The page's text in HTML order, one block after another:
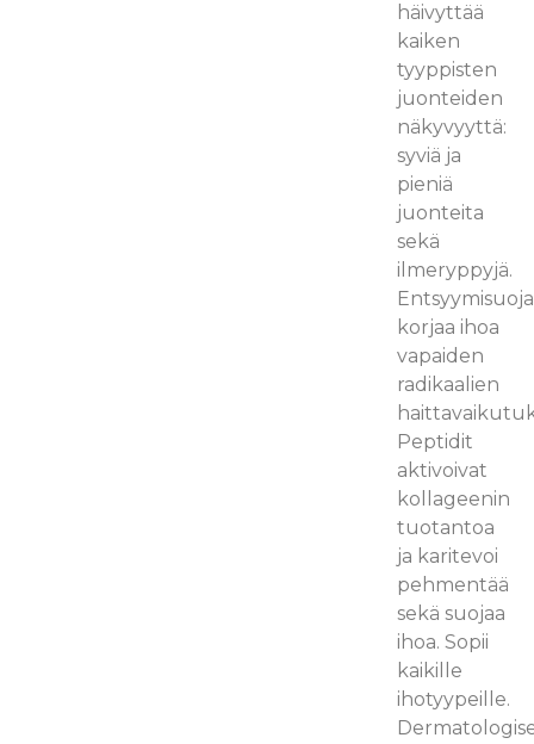
häivyttää
kaiken
tyyppisten
juonteiden
näkyvyyttä:
syviä ja
pieniä
juonteita
sekä
ilmeryppyjä.
Entsyymisuoja
korjaa ihoa
vapaiden
radikaalien
Peptidit
aktivoivat
kollageenin
tuotantoa
ja karitevoi
pehmentää
sekä suojaa
ihoa. Sopii
kaikille
ihotyypeille.